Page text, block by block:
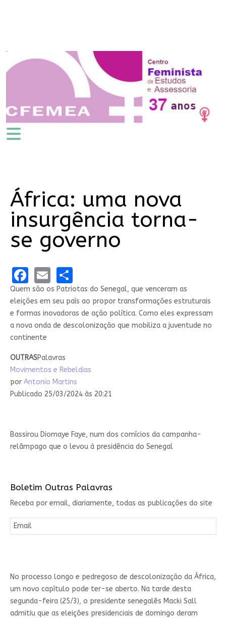
África: uma nova
insurgência torna-
se governo
Facebook
EmailShare
Quem são os Patriotas do Senegal, que venceram as
eleições em seu país ao propor transformações estruturais
e formas inovadoras de ação política. Como eles expressam
a nova onda de descolonização que mobiliza a juventude no
continente
OUTRASPalavras
Movimentos e Rebeldias
por Antonio Martins
Publicado 25/03/2024 às 20:21
Bassirou Diomaye Faye, num dos comícios da campanha-
relâmpago que o levou à presidência do Senegal
Boletim Outras Palavras
Receba por email, diariamente, todas as publicações do site
No processo longo e pedregoso de descolonização da África,
um novo capítulo pode ter-se aberto. Na tarde desta
segunda-feira (25/3), o presidente senegalês Macki Sall
admitiu que as eleições presidenciais de domingo deram